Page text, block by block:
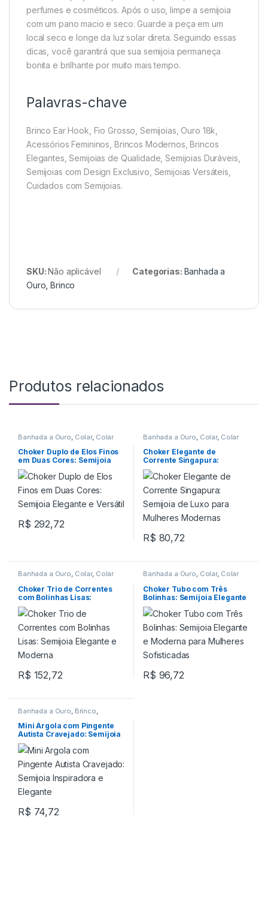
perfumes e cosméticos. Após o uso, limpe a semijoia
com um pano macio e seco. Guarde a peça em um
local seco e longe da luz solar direta. Seguindo essas
dicas, você garantirá que sua semijoia permaneça
bonita e brilhante por muito mais tempo.
Palavras-chave
Brinco Ear Hook, Fio Grosso, Semijoias, Ouro 18k,
Acessórios Femininos, Brincos Modernos, Brincos
Elegantes, Semijoias de Qualidade, Semijoias Duráveis,
Semijoias com Design Exclusivo, Semijoias Versáteis,
Cuidados com Semijoias.
SKU:Não aplicável Categorias: Banhada a
Ouro ,Brinco
Produtos relacionados
Banhada a Ouro Colar, Colar
Choker Duplo de Elos Finos
em Duas Cores: Semijoia
Elegante e Versátil
R$ 292,72
Banhada a Ouro Colar, Colar
Choker Elegante de
Corrente Singapura:
Semijoia de Luxo para
Mulheres Modernas
R$ 80,72
Banhada a Ouro, Colar, Colar
Choker Trio de Correntes
com Bolinhas Lisas:
Semijoia Elegante e
Moderna
R$ 152,72
Banhada a Ouro, Colar, Colar
Choker Tubo com Três
Bolinhas: Semijoia Elegante
e Moderna para Mulheres
Sofisticadas
R$ 96,72
Banhada a Ouro Brinco
Mini Argola com Pingente
Autista Cravejado: Semijoia
Inspiradora e Elegante
R$ 74,72